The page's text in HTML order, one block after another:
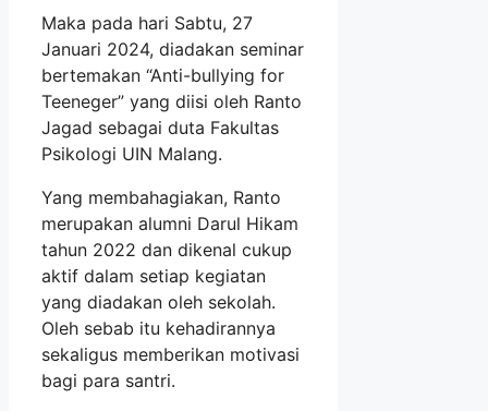
Maka pada hari Sabtu, 27
Januari 2024, diadakan seminar
bertemakan “Anti-bullying for
Teeneger” yang diisi oleh Ranto
Jagad sebagai duta Fakultas
Psikologi UIN Malang.
Yang membahagiakan, Ranto
merupakan alumni Darul Hikam
tahun 2022 dan dikenal cukup
aktif dalam setiap kegiatan
yang diadakan oleh sekolah.
Oleh sebab itu kehadirannya
sekaligus memberikan motivasi
bagi para santri.